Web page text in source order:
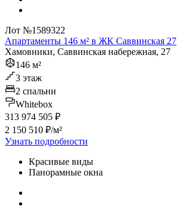
Лот №1589322
Апартаменты 146 м² в ЖК Саввинская 27
Хамовники, Саввинская набережная, 27
146 м²
3 этаж
2 спальни
Whitebox
313 974 505 ₽
2 150 510 ₽/м²
Узнать подробности
Красивые виды
Панорамные окна